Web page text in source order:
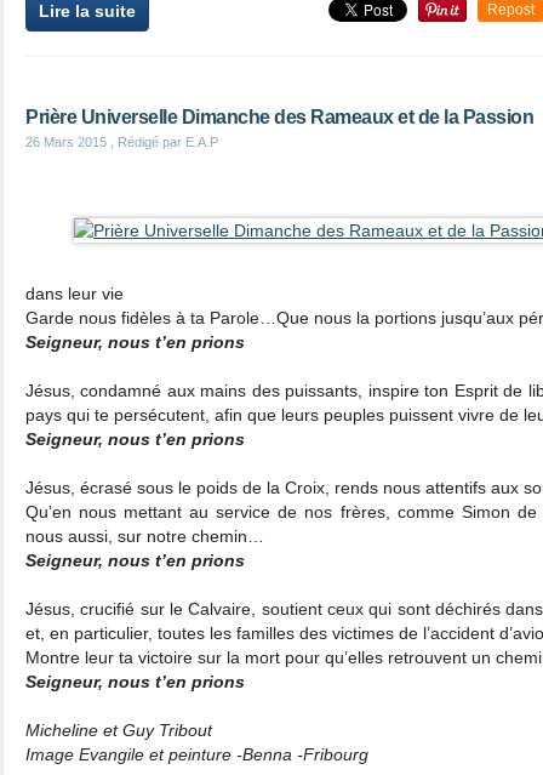
Lire la suite Repost
Prière Universelle Dimanche des Rameaux et de la Passion
26 Mars 2015 , Rédigé par E.A.P
dans leur vie
Garde nous fidèles à ta Parole…Que nous la portions jusqu’aux
Seigneur, nous t’en prions
Jésus, condamné aux mains des puissants, inspire ton Esprit de
pays qui te persécutent, afin que leurs peuples puissent vivre de
Seigneur, nous t’en prions
Jésus, écrasé sous le poids de la Croix, rends nous attentifs aux
Qu’en nous mettant au service de nos frères, comme Simon
nous aussi, sur notre chemin…
Seigneur, nous t’en prions
Jésus, crucifié sur le Calvaire, soutient ceux qui sont déchirés
et, en particulier, toutes les familles des victimes de l’accident
Montre leur ta victoire sur la mort pour qu’elles retrouvent un
Seigneur, nous t’en prions
Micheline et Guy Tribout
Image Evangile et peinture -Benna -Fribourg